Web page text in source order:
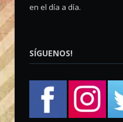
en el día a día.
SÍGUENOS!